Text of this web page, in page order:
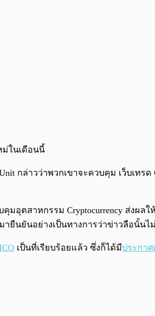
ม่ในเดือนนี้
กล่าวว่าพวกเขาจะควบคุม เว็บเท
มอุตสาหกรรม Cryptocurrency ส่งผ
ายืนยันอย่างเป็นทางการว่าข่าวลือนั้นไ
เป็นที่เรียบร้อยแล้ว ซึ่งก็ได้มีประกา